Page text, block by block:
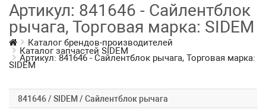
Артикул: 841646 - Сайлентблок
рычага, Торговая марка: SIDEM
Каталог брендов-производителей
Каталог запчастей SIDEM
Артикул: 841646 - Сайлентблок рычага, Торговая марка:
SIDEM
841646 / SIDEM / Сайлентблок рычага